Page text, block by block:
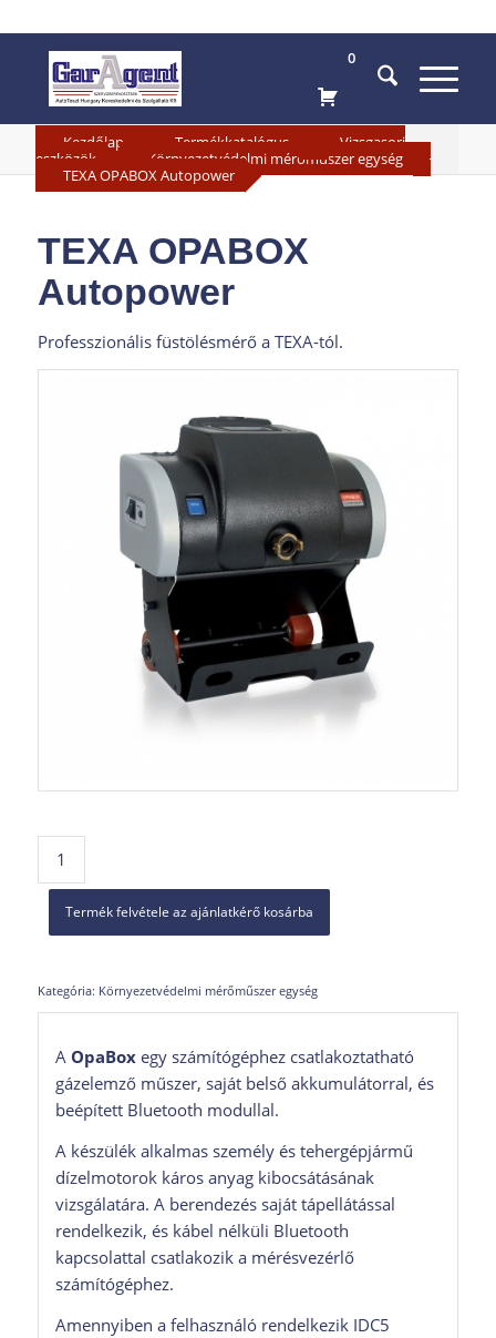
0
Kezdőlap Termékkatalógus
Vizsgasori
eszközök
» Környezetvédelmi mérőműszer egység
TEXA OPABOX Autopower
TEXA OPABOX
Autopower
Professzionális füstölésmérő a TEXA-tól.
Termék felvétele az ajánlatkérő kosárba
Kategória: Környezetvédelmi mérőműszer egység
A OpaBoxegy számítógéphez csatlakoztatható
gázelemző műszer, saját belső akkumulátorral, és
beépített Bluetooth modullal.
A készülék alkalmas személy és tehergépjármű
dízelmotorok káros anyag kibocsátásának
vizsgálatára. A berendezés saját tápellátással
rendelkezik, és kábel nélküli Bluetooth
kapcsolattal csatlakozik a mérésvezérlő
számítógéphez.
Amennyiben a felhasználó rendelkezik IDC5